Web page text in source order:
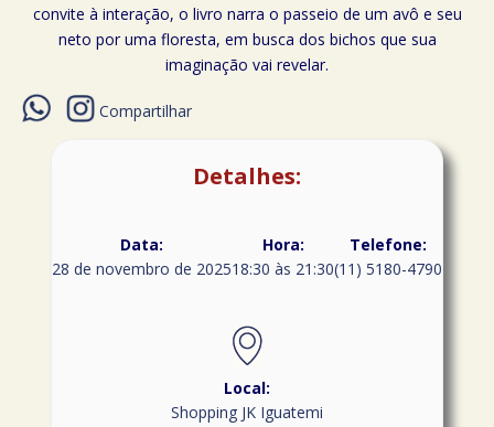
convite à interação, o livro narra o passeio de um avô e seu
neto por uma floresta, em busca dos bichos que sua
imaginação vai revelar.
Compartilhar
Detalhes:
Data:
28 de novembro de 2025
Hora:
18:30 às 21:30
Telefone:
(11) 5180-4790
Local:
Shopping JK Iguatemi